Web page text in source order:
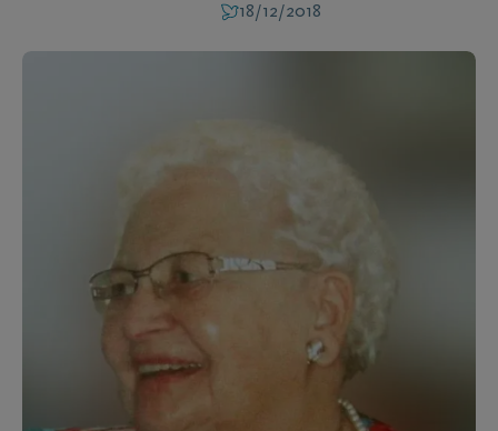
18/12/2018